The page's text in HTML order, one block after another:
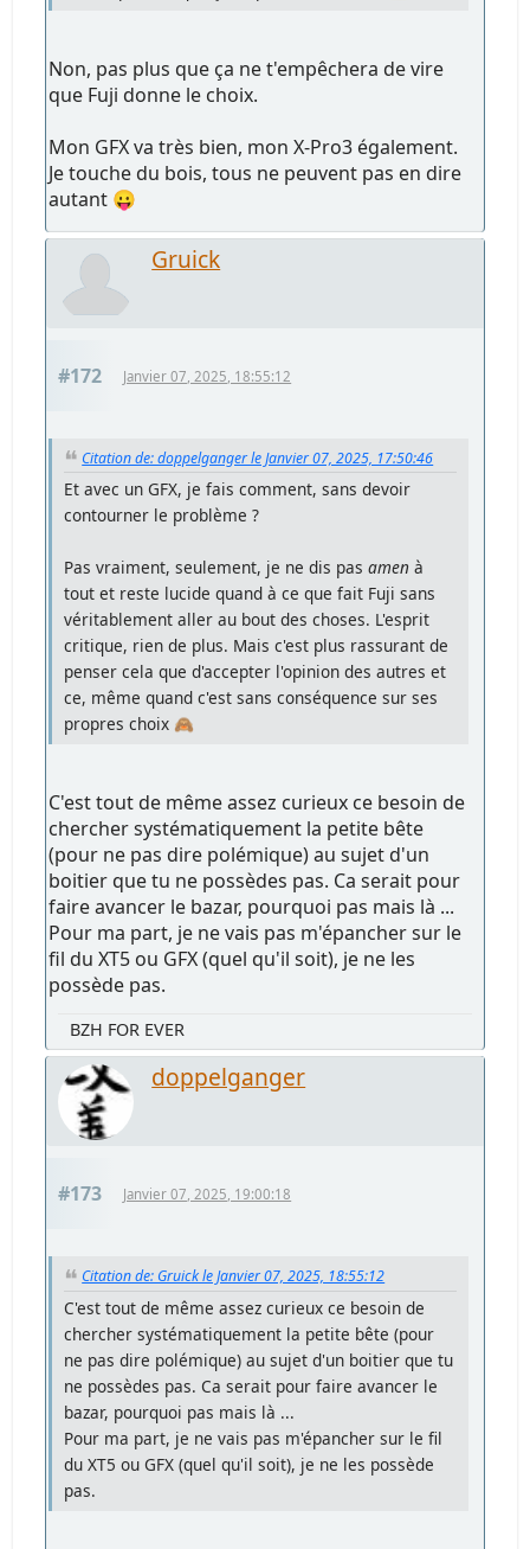
Non, pas plus que ça ne t'empêchera de vire
que Fuji donne le choix.
Mon GFX va très bien, mon X-Pro3 également.
Je touche du bois, tous ne peuvent pas en dire
autant 😛
Gruick
#172 Janvier 07, 2025, 18:55:12
Citation de: doppelganger le Janvier 07, 2025, 17:50:46
Et avec un GFX, je fais comment, sans devoir
contourner le problème ?
Pas vraiment, seulement, je ne dis pasamen à
tout et reste lucide quand à ce que fait Fuji sans
véritablement aller au bout des choses. L'esprit
critique, rien de plus. Mais c'est plus rassurant de
penser cela que d'accepter l'opinion des autres et
ce, même quand c'est sans conséquence sur ses
propres choix 🙈
C'est tout de même assez curieux ce besoin de
chercher systématiquement la petite bête
(pour ne pas dire polémique) au sujet d'un
boitier que tu ne possèdes pas. Ca serait pour
faire avancer le bazar, pourquoi pas mais là ...
Pour ma part, je ne vais pas m'épancher sur le
fil du XT5 ou GFX (quel qu'il soit), je ne les
possède pas.
BZH FOR EVER
doppelganger
#173 Janvier 07, 2025, 19:00:18
Citation de: Gruick le Janvier 07, 2025, 18:55:12
C'est tout de même assez curieux ce besoin de
chercher systématiquement la petite bête (pour
ne pas dire polémique) au sujet d'un boitier que tu
ne possèdes pas. Ca serait pour faire avancer le
bazar, pourquoi pas mais là ...
Pour ma part, je ne vais pas m'épancher sur le fil
du XT5 ou GFX (quel qu'il soit), je ne les possède
pas.